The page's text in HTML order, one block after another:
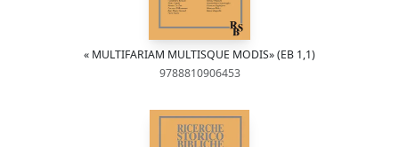
« MULTIFARIAM MULTISQUE MODIS» (EB 1,1)
9788810906453